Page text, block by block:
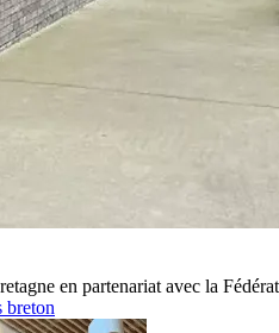
en partenariat avec la
breton